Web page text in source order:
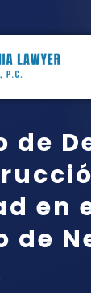
de
en
de